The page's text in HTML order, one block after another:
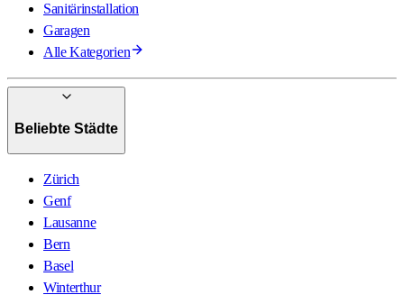
Sanitärinstallation
Garagen
Alle Kategorien
Beliebte Städte
Zürich
Genf
Lausanne
Bern
Basel
Winterthur